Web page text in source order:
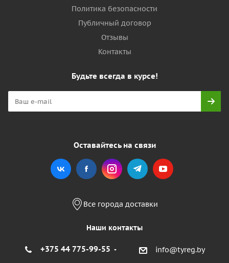
Политика безопасности
Публичный договор
Отзывы
Контакты
Будьте всегда в курсе!
Оставайтесь на связи
Все города доставки
Наши контакты
+375 44 775-99-55 info@tyreg.by